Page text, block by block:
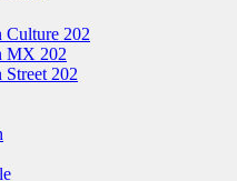
202
MX 202
202